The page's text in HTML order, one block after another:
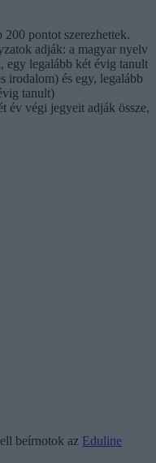
pontot szerezhettek.
adják: a magyar nyelv
egy legalább két évig tanult
irodalom) és egy, legalább
tanult)
év végi jegyeit adják össze,
beírnotok az Eduline